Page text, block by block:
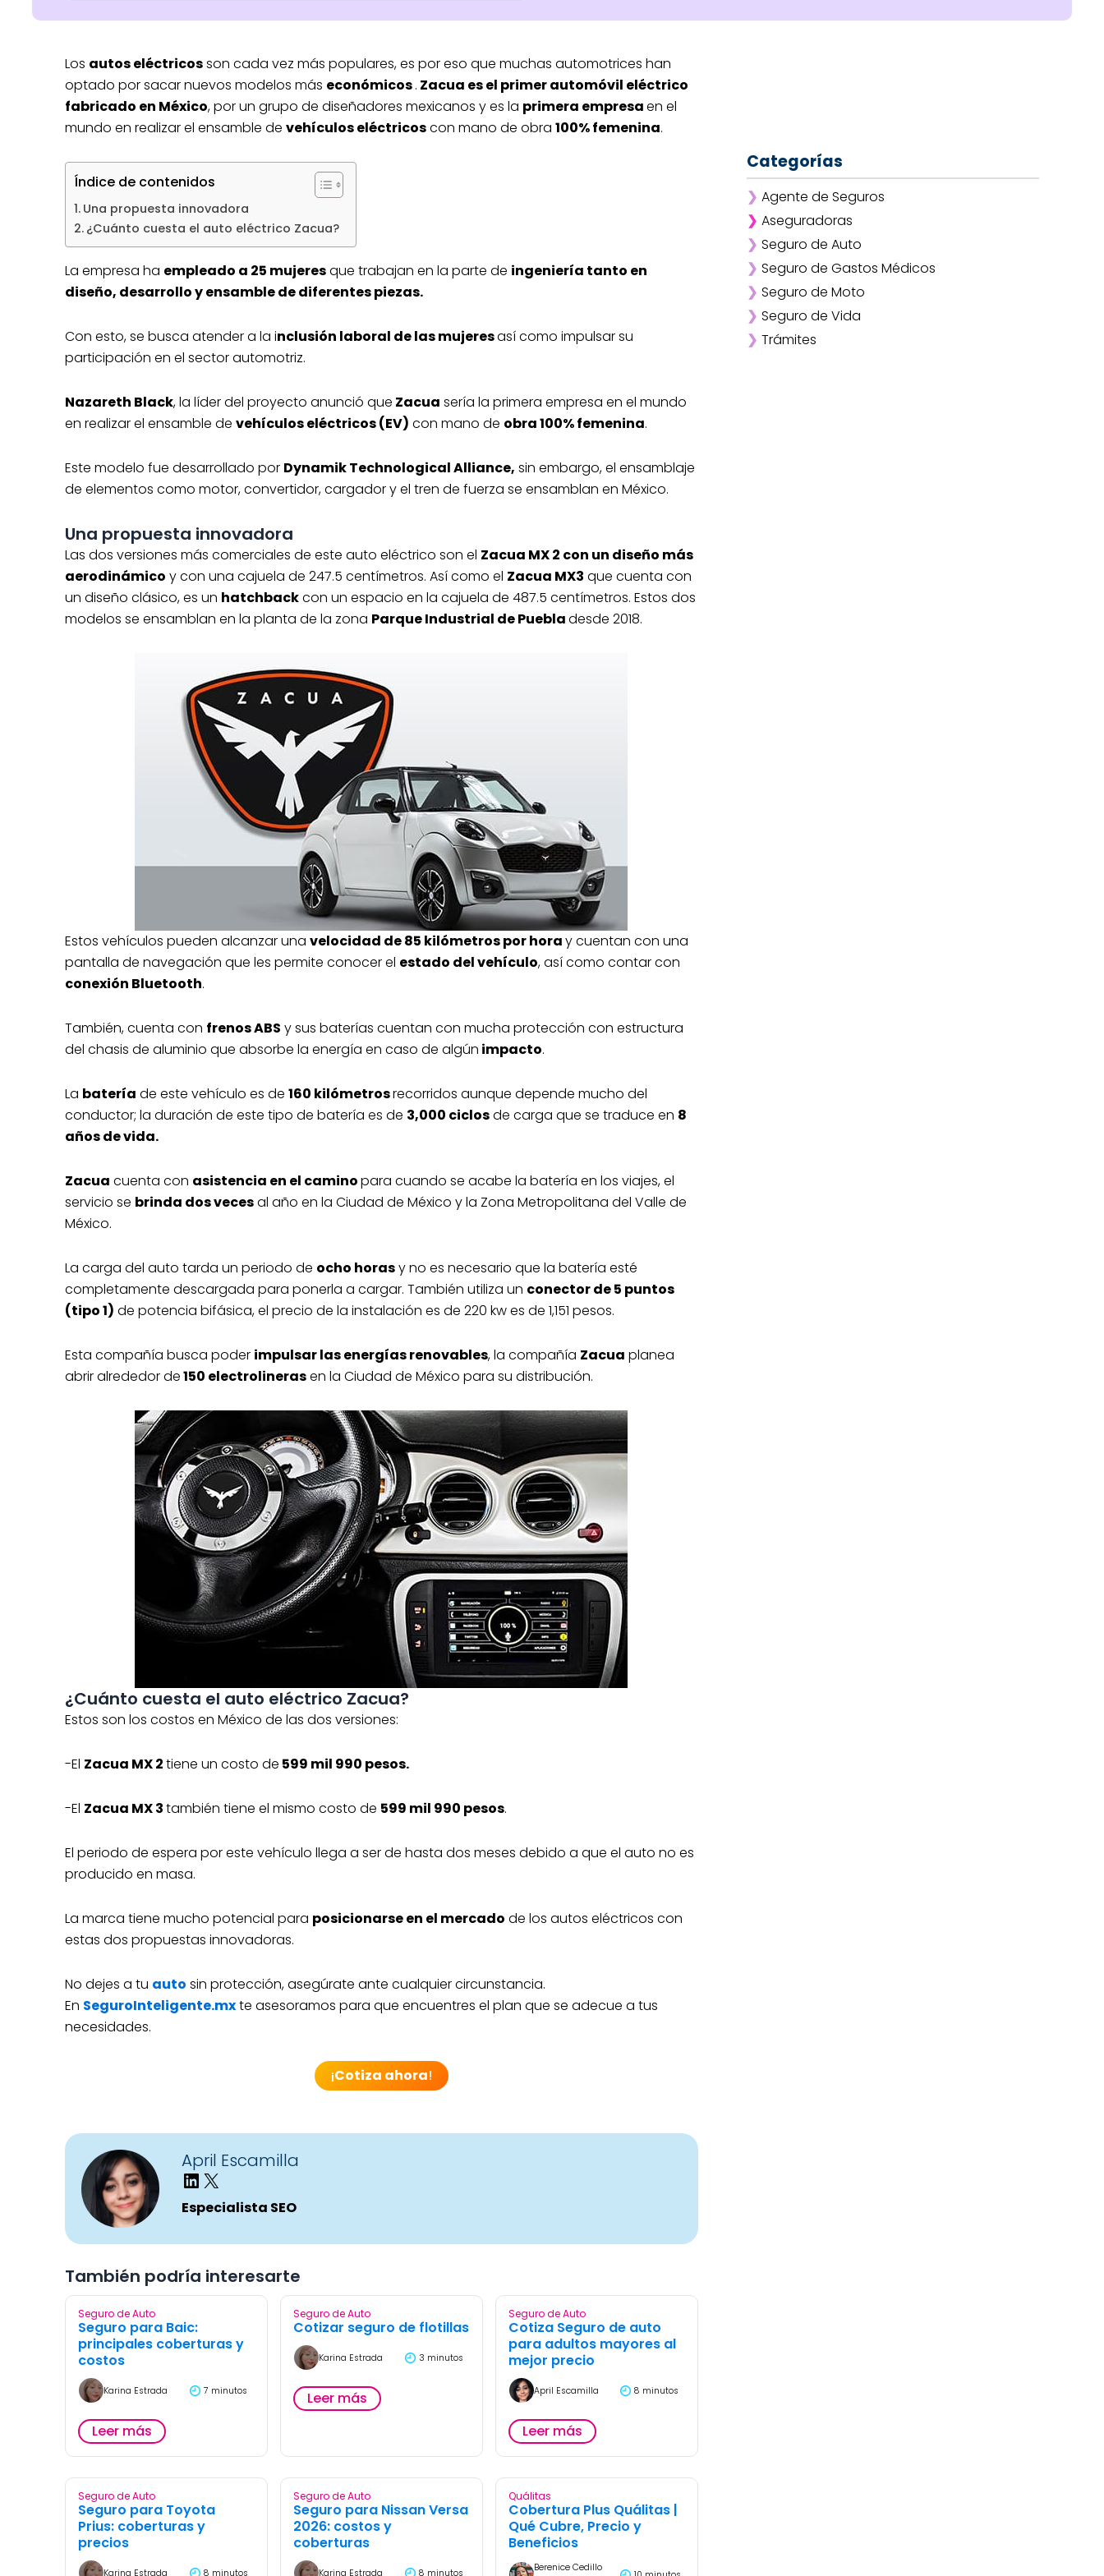
Los autos eléctricosson cada vez más populares, es por eso que muchas automotrices han
optado por sacar nuevos modelos más económicos. Zacua es el primer automóvil eléctrico
fabricado en México, por un grupo de diseñadores mexicanos y es la primera empresaen el
mundo en realizar el ensamble de vehículos eléctricoscon mano de obra 100% femenina.
Índice de contenidos
Una propuesta innovadora
¿Cuánto cuesta el auto eléctrico Zacua?
La empresa ha empleado a 25 mujeresque trabajan en la parte de ingeniería tanto en
diseño, desarrollo y ensamble de diferentes piezas.
Con esto, se busca atender a la inclusión laboral de las mujeresasí como impulsar su
participación en el sector automotriz.
Nazareth Black, la líder del proyecto anunció que Zacua sería la primera empresa en el mundo
en realizar el ensamble de vehículos eléctricos (EV) con mano de obra 100% femenina.
Este modelo fue desarrollado por Dynamik Technological Alliance, sin embargo, el ensamblaje
de elementos como motor, convertidor, cargador y el tren de fuerza se ensamblan en México.
Una propuesta innovadora
Las dos versiones más comerciales de este auto eléctrico son el Zacua MX 2 con un diseño más
aerodinámico y con una cajuela de 247.5 centímetros. Así como el Zacua MX3 que cuenta con
un diseño clásico, es un hatchbackcon un espacio en la cajuela de 487.5 centímetros. Estos dos
modelos se ensamblan en la planta de la zona Parque Industrial de Puebladesde 2018.
Estos vehículos pueden alcanzar una velocidad de 85 kilómetros por horay cuentan con una
pantalla de navegación que les permite conocer el estado del vehículo, así como contar con
conexión Bluetooth.
También, cuenta con frenos ABS y sus baterías cuentan con mucha protección con estructura
del chasis de aluminio que absorbe la energía en caso de algún impacto.
La batería de este vehículo es de 160 kilómetrosrecorridos aunque depende mucho del
conductor; la duración de este tipo de batería es de 3,000 ciclosde carga que se traduce en 8
años de vida.
Zacua cuenta con asistencia en el caminopara cuando se acabe la batería en los viajes, el
servicio se brinda dos vecesal año en la Ciudad de México y la Zona Metropolitana del Valle de
México.
La carga del auto tarda un periodo de ocho horasy no es necesario que la batería esté
completamente descargada para ponerla a cargar. También utiliza un conector de 5 puntos
(tipo 1) de potencia bifásica, el precio de la instalación es de 220 kw es de 1,151 pesos.
Esta compañía busca poder impulsar las energías renovables, la compañía Zacua planea
abrir alrededor de150 electrolinerasen la Ciudad de México para su distribución.
¿Cuánto cuesta el auto eléctrico Zacua?
Estos son los costos en México de las dos versiones:
-El Zacua MX 2tiene un costo de 599 mil 990 pesos.
-El Zacua MX 3también tiene el mismo costo de 599 mil 990 pesos.
El periodo de espera por este vehículo llega a ser de hasta dos meses debido a que el auto no es
producido en masa.
La marca tiene mucho potencial para posicionarse en el mercado de los autos eléctricos con
estas dos propuestas innovadoras.
No dejes a tu auto sin protección, asegúrate ante cualquier circunstancia.
En SeguroInteligente.mxte asesoramos para que encuentres el plan que se adecue a tus
necesidades.
¡Cotiza ahora!
April Escamilla
Especialista SEO
También podría interesarte
Seguro de Auto
Seguro para Baic:
principales coberturas y
costos
Karina Estrada 7 minutos
Leer más
Seguro de Auto
Cotizar seguro de flotillas
Karina Estrada 3 minutos
Leer más
Seguro de Auto
Cotiza Seguro de auto
para adultos mayores al
mejor precio
April Escamilla 8 minutos
Leer más
Seguro de Auto
Seguro para Toyota
Prius: coberturas y
precios
Karina Estrada 8 minutos
Seguro de Auto
Seguro para Nissan Versa
2026: costos y
coberturas
Karina Estrada 8 minutos
Quálitas
Cobertura Plus Quálitas |
Qué Cubre, Precio y
Beneficios
Berenice Cedillo
Categorías
❯ Agente de Seguros
❯ Aseguradoras
❯ Afirme
❯ ANA
❯ AXA
❯ Chubb
❯ GNP
❯ Seguro de Auto
❯ Seguro de Gastos Médicos
❯ Seguro de Moto
❯ Seguro de Vida
❯ Trámites